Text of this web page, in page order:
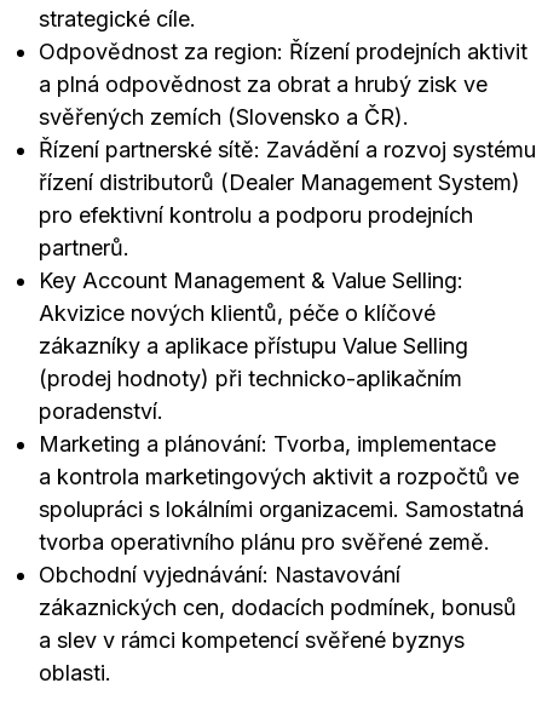
strategické cíle.
Odpovědnost za region: Řízení prodejních aktivit
a plná odpovědnost za obrat a hrubý zisk ve
svěřených zemích (Slovensko a ČR).
Řízení partnerské sítě: Zavádění a rozvoj systému
řízení distributorů (Dealer Management System)
pro efektivní kontrolu a podporu prodejních
partnerů.
Key Account Management & Value Selling:
Akvizice nových klientů, péče o klíčové
zákazníky a aplikace přístupu Value Selling
(prodej hodnoty) při technicko-aplikačním
poradenství.
Marketing a plánování: Tvorba, implementace
a kontrola marketingových aktivit a rozpočtů ve
spolupráci s lokálními organizacemi. Samostatná
tvorba operativního plánu pro svěřené země.
Obchodní vyjednávání: Nastavování
zákaznických cen, dodacích podmínek, bonusů
a slev v rámci kompetencí svěřené byznys
oblasti.